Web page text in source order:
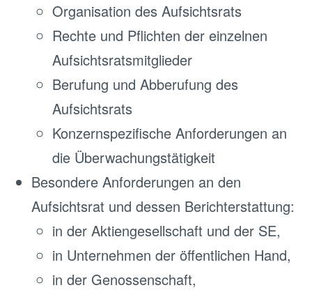
Organisation des Aufsichtsrats
Rechte und Pflichten der einzelnen
Aufsichtsratsmitglieder
Berufung und Abberufung des
Aufsichtsrats
Konzernspezifische Anforderungen an
die Überwachungstätigkeit
Besondere Anforderungen an den
Aufsichtsrat und dessen Berichterstattung:
in der Aktiengesellschaft und der SE,
in Unternehmen der öffentlichen Hand,
in der Genossenschaft,